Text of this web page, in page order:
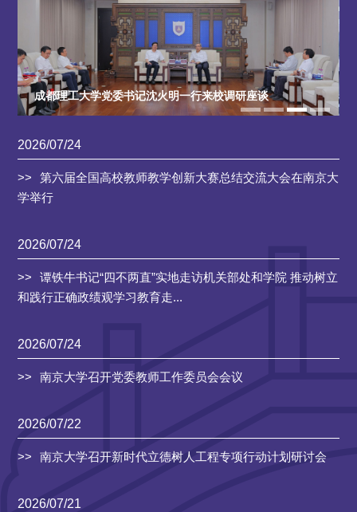
成都理工大学党委书记沈火明一行来校调研座谈
2026/07/24
第六届全国高校教师教学创新大赛总结交流大会在南京大
学举行
2026/07/24
谭铁牛书记“四不两直”实地走访机关部处和学院 推动树立
和践行正确政绩观学习教育走...
2026/07/24
南京大学召开党委教师工作委员会会议
2026/07/22
南京大学召开新时代立德树人工程专项行动计划研讨会
2026/07/21